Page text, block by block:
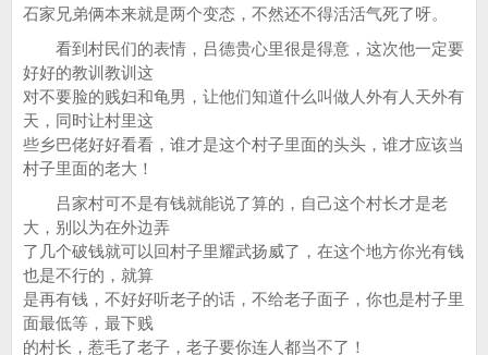
石家兄弟俩本来就是两个变态，不然还不得活活气死了呀。
看到村民们的表情，吕德贵心里很是得意，这次他一定要
好好的教训教训这
对不要脸的贱妇和龟男，让他们知道什么叫做人外有人天外有
天，同时让村里这
些乡巴佬好好看看，谁才是这个村子里面的头头，谁才应该当
村子里面的老大！
吕家村可不是有钱就能说了算的，自己这个村长才是老
大，别以为在外边弄
了几个破钱就可以回村子里耀武扬威了，在这个地方你光有钱
也是不行的，就算
是再有钱，不好好听老子的话，不给老子面子，你也是村子里
面最低等，最下贱
的村长，惹毛了老子，老子要你连人都当不了！